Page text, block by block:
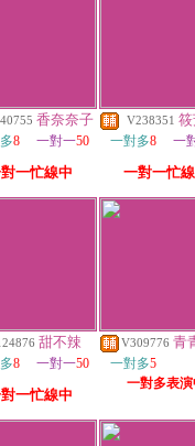
香奈奈子
8 一對一50
一忙線中
V238351
一對多8 一
一對一忙
甜不辣
8 一對一50
一忙線中
V309776 青
一對多5
一對多表